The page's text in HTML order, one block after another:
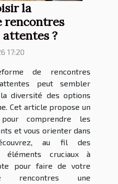
la
rencontres
attentes ?
17:20
de rencontres
peut sembler
diversité des options
Cet article propose un
comprendre les
et vous orienter dans
au fil des
éléments cruciaux à
pour faire de votre
rencontres une